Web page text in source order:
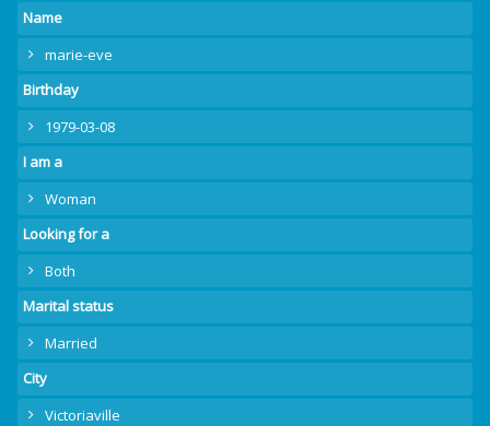
Name
marie-eve
Birthday
1979-03-08
I am a
Woman
Looking for a
Both
Marital status
Married
City
Victoriaville